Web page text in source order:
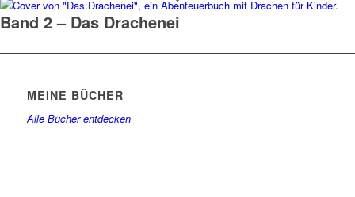
Band 2 – Das Drachenei
MEINE BÜCHER
Alle Bücher entdecken